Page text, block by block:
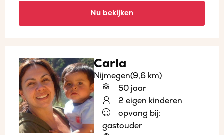
Nu bekijken
Carla
Nijmegen(9,6 km)
50 jaar
2 eigen kinderen
opvang bij:
gastouder